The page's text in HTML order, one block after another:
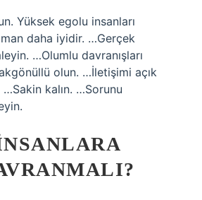
Yüksek egolu insanları
daha iyidir. …Gerçek
…Olumlu davranışları
olun. …İletişimi açık
kalın. …Sorunu